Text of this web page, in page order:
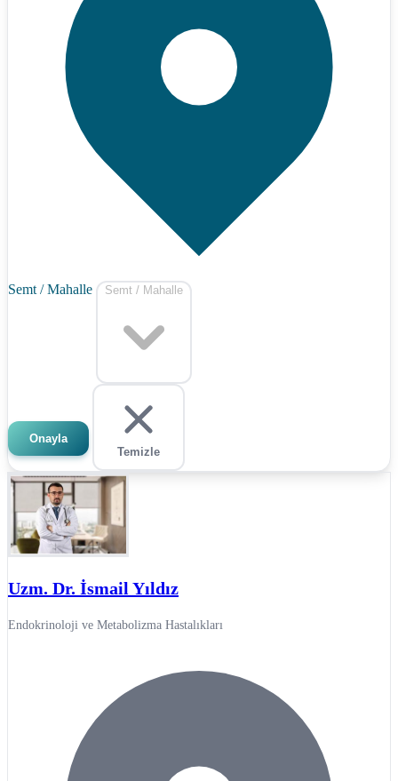
Semt / Mahalle Semt / Mahalle
Onayla
Temizle
Uzm. Dr. İsmail Yıldız
Endokrinoloji ve Metabolizma Hastalıkları